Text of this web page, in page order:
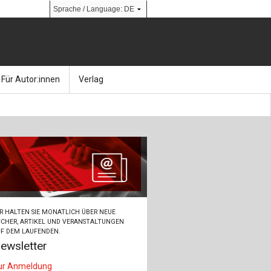
Social Media
Library
Für Autor:innen
Kalender
Zeitschriften
Verlag
Ansprechpartner:innen
So finden Sie uns
bauingenieur24 – Berufsportal
Ingenieurbaupreis
HALTEN SIE MONATLICH ÜBER NEUE
ARTIKEL UND VERANSTALTUNGEN
DEM LAUFENDEN.
Anmeldung